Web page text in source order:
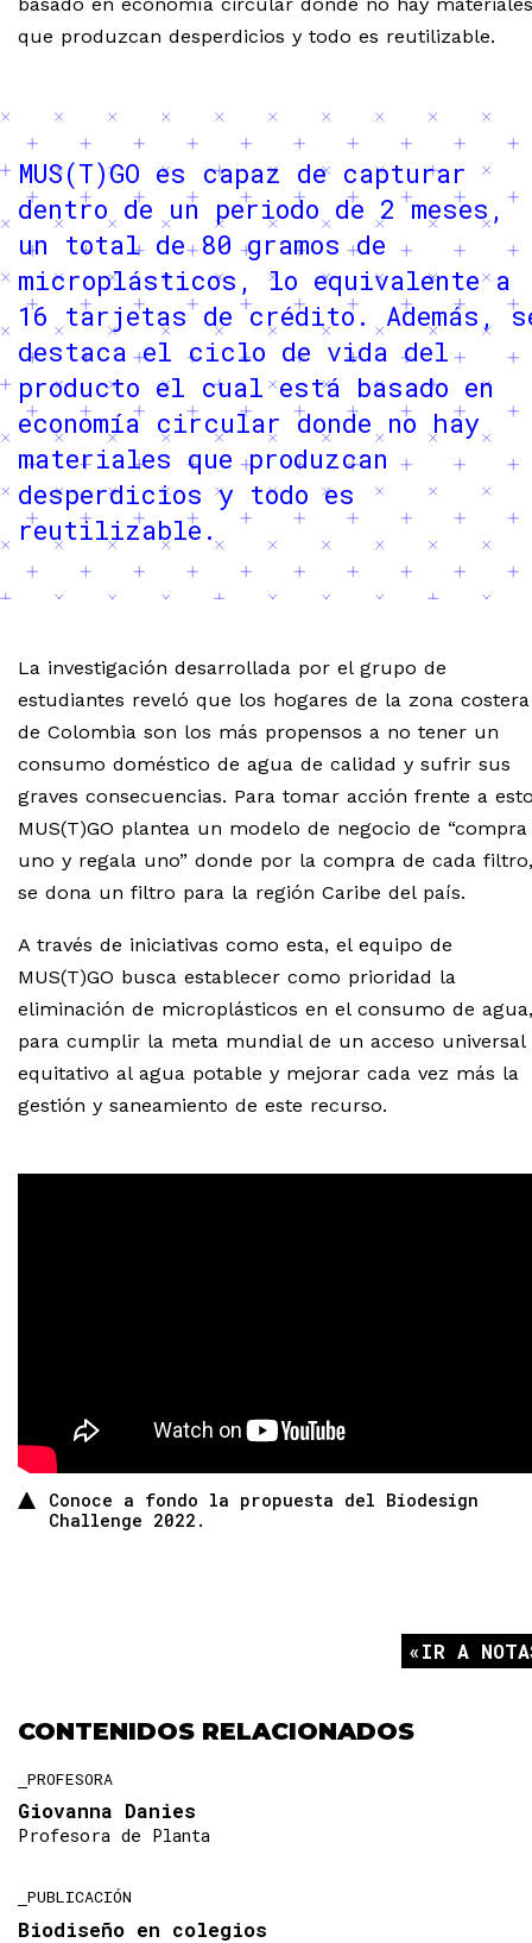
que produzcan desperdicios y todo es reutilizable.
MUS(T)GO es capaz de capturar
dentro de un periodo de 2 meses,
un total de 80 gramos de
microplásticos, lo equivalente a
16 tarjetas de crédito. Además,
destaca el ciclo de vida del
producto el cual está basado en
economía circular donde no hay
materiales que produzcan
desperdicios y todo es
reutilizable.
La investigación desarrollada por el grupo de
estudiantes reveló que los hogares de la zona costera
de Colombia son los más propensos a no tener un
consumo doméstico de agua de calidad y sufrir sus
graves consecuencias. Para tomar acción frente a
MUS(T)GO plantea un modelo de negocio de “compra
uno y regala uno” donde por la compra de cada filtro,
se dona un filtro para la región Caribe del país.
A través de iniciativas como esta, el equipo de
MUS(T)GO busca establecer como prioridad la
eliminación de microplásticos en el consumo de agua,
para cumplir la meta mundial de un acceso universal
equitativo al agua potable y mejorar cada vez más la
gestión y saneamiento de este recurso.
Conoce a fondo la propuesta del Biodesign
Challenge 2022.
IR A
CONTENIDOS RELACIONADOS
PROFESORA
Giovanna Danies
Profesora de Planta
PUBLICACIÓN
Biodiseño en colegios